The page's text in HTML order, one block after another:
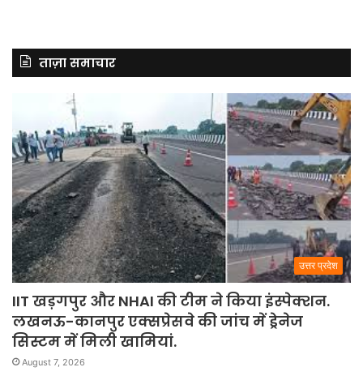
ताज़ा समाचार
उत्तर प्रदेश
IIT खड़गपुर और NHAI की टीम ने किया इंस्पेक्शन.
लखनऊ-कानपुर एक्सप्रेसवे की जांच में ड्रेनेज
सिस्टम में मिली खामियां.
August 7, 2026